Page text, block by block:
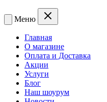
Меню
Главная
О магазине
Оплата и Доставка
Акции
Услуги
Блог
Наш шоурум